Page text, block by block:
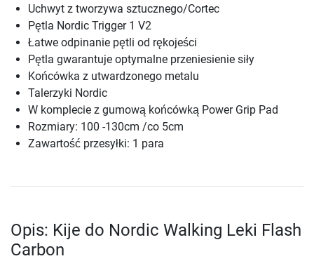
Uchwyt z tworzywa sztucznego/Cortec
Pętla Nordic Trigger 1 V2
Łatwe odpinanie pętli od rękojeści
Pętla gwarantuje optymalne przeniesienie siły
Końcówka z utwardzonego metalu
Talerzyki Nordic
W komplecie z gumową końcówką Power Grip Pad
Rozmiary: 100 -130cm /co 5cm
Zawartość przesyłki: 1 para
Opis: Kije do Nordic Walking Leki Flash
Carbon